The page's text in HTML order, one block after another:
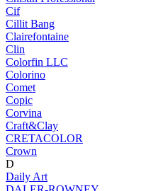
Cif
Cillit Bang
Clairefontaine
Clin
Colorfin LLC
Colorino
Comet
Copic
Corvina
Craft&Clay
CRETACOLOR
Crown
D
Daily Art